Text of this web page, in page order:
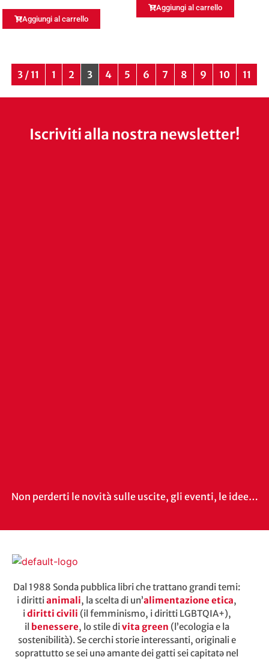
Aggiungi al carrello
Aggiungi al carrello
3 / 11 1 2 3 4 5 6 7 8 9 10 11
Iscriviti alla nostra newsletter!
Non perderti le novità sulle uscite, gli eventi, le idee…
Dal 1988 Sonda pubblica libri che trattano grandi temi:
i dirittianimali, la scelta di un’alimentazione etica,
idiritti civili (il femminismo, i diritti LGBTQIA+),
il benessere, lo stile divita green (l’ecologia e la
sostenibilità). Se cerchi storie interessanti, originali e
soprattutto se sei unə amante dei gatti sei capitatə nel